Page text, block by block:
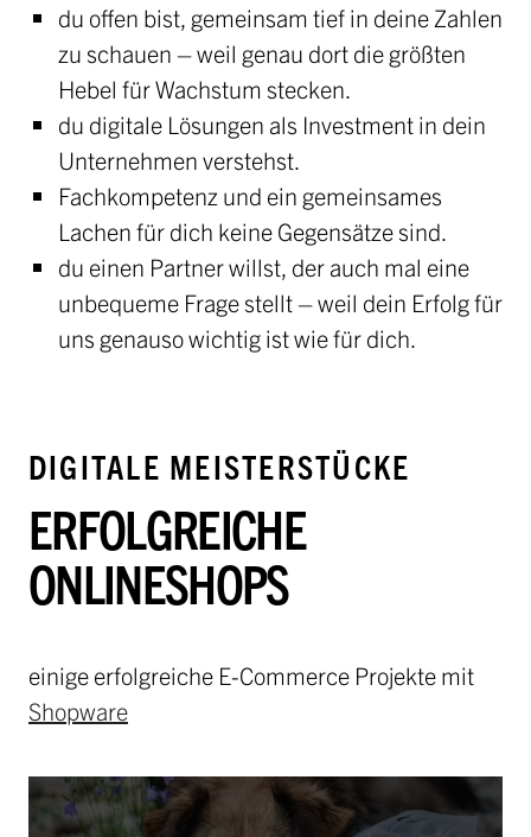
du offen bist, gemeinsam tief in deine Zahlen
zu schauen – weil genau dort die größten
Hebel für Wachstum stecken.
du digitale Lösungen als Investment in dein
Unternehmen verstehst.
Fachkompetenz und ein gemeinsames
Lachen für dich keine Gegensätze sind.
du einen Partner willst, der auch mal eine
unbequeme Frage stellt – weil dein Erfolg für
uns genauso wichtig ist wie für dich.
DIGITALE MEISTERSTÜCKE
ERFOLGREICHE
ONLINESHOPS
einige erfolgreiche E-Commerce Projekte mit
Shopware